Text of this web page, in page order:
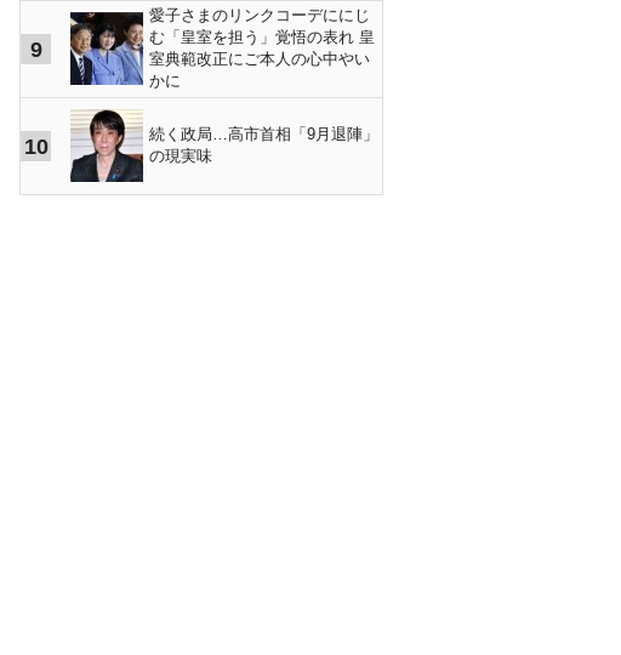
9
愛子さまのリンクコーデににじ
む「皇室を担う」覚悟の表れ 皇
室典範改正にご本人の心中やい
かに
10
続く政局…高市首相「9月退陣」
の現実味